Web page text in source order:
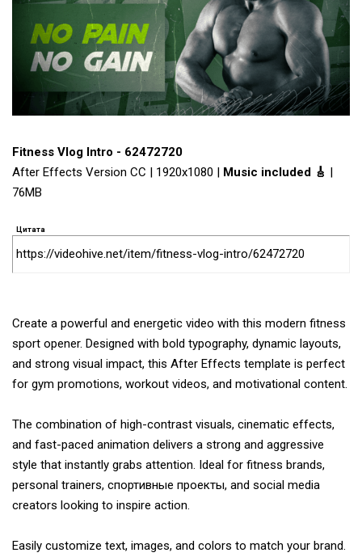
Fitness Vlog Intro - 62472720
After Effects Version CC | 1920x1080 | Music included 🎸 |
76MB
Цитата
https://videohive.net/item/fitness-vlog-intro/62472720
Create a powerful and energetic video with this modern fitness
sport opener. Designed with bold typography, dynamic layouts,
and strong visual impact, this After Effects template is perfect
for gym promotions, workout videos, and motivational content.
The combination of high-contrast visuals, cinematic effects,
and fast-paced animation delivers a strong and aggressive
style that instantly grabs attention. Ideal for fitness brands,
personal trainers, спортивные проекты, and social media
creators looking to inspire action.
Easily customize text, images, and colors to match your brand.